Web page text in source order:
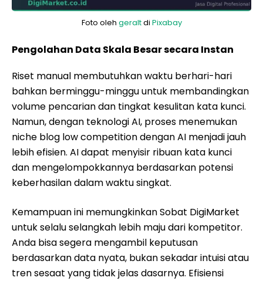
Foto oleh geraltdi Pixabay
Pengolahan Data Skala Besar secara Instan
Riset manual membutuhkan waktu berhari-hari
bahkan berminggu-minggu untuk membandingkan
volume pencarian dan tingkat kesulitan kata kunci.
Namun, dengan teknologi AI, proses menemukan
niche blog low competition dengan AI menjadi jauh
lebih efisien. AI dapat menyisir ribuan kata kunci
dan mengelompokkannya berdasarkan potensi
keberhasilan dalam waktu singkat.
Kemampuan ini memungkinkan Sobat DigiMarket
untuk selalu selangkah lebih maju dari kompetitor.
Anda bisa segera mengambil keputusan
berdasarkan data nyata, bukan sekadar intuisi atau
tren sesaat yang tidak jelas dasarnya. Efisiensi